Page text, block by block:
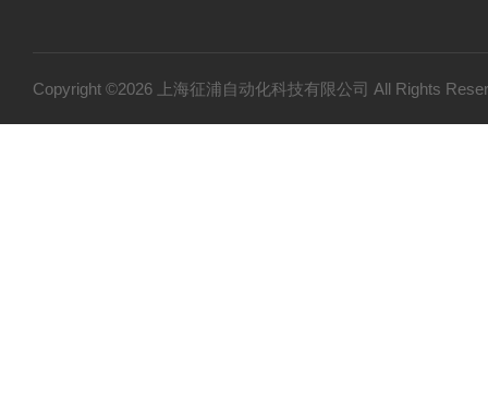
Copyright ©2026 上海征浦自动化科技有限公司 All Rights